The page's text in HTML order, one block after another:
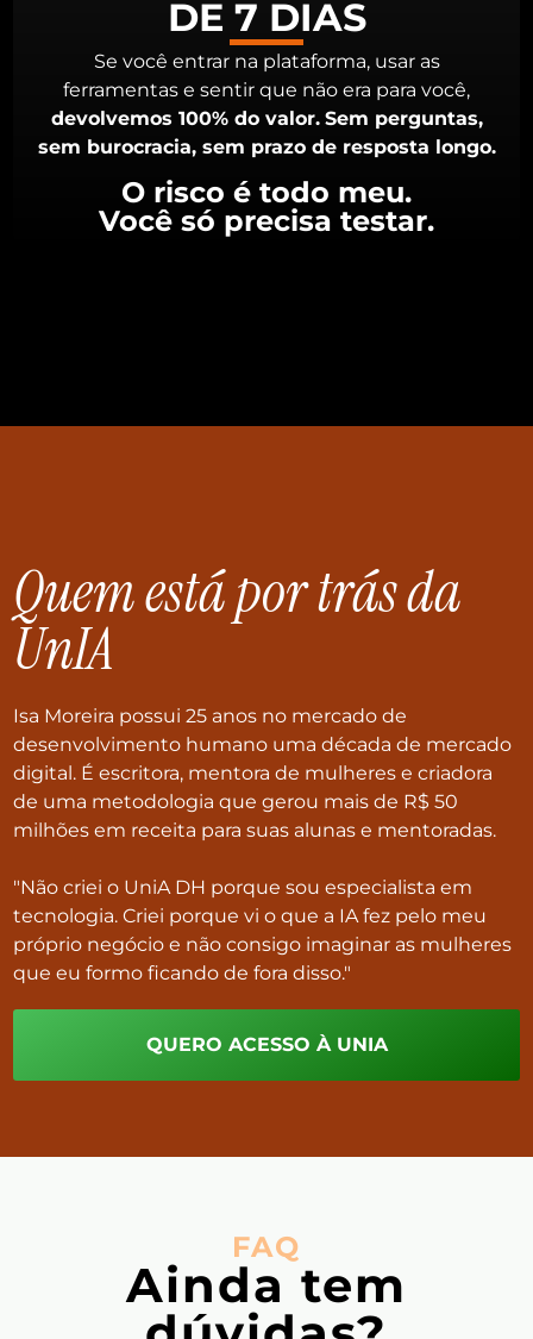
DE 7 DIAS
Se você entrar na plataforma, usar as
ferramentas e sentir que não era para você,
devolvemos 100% do valor. Sem perguntas,
sem burocracia, sem prazo de resposta longo.
O risco é todo meu.
Você só precisa testar.
Quem está por trás da
UnIA
Isa Moreira possui 25 anos no mercado de
desenvolvimento humano uma década de mercado
digital. É escritora, mentora de mulheres e criadora
de uma metodologia que gerou mais de R$ 50
milhões em receita para suas alunas e mentoradas.
"Não criei o UniA DH porque sou especialista em
tecnologia. Criei porque vi o que a IA fez pelo meu
próprio negócio e não consigo imaginar as mulheres
que eu formo ficando de fora disso."
QUERO ACESSO À UNIA
FAQ
Ainda tem